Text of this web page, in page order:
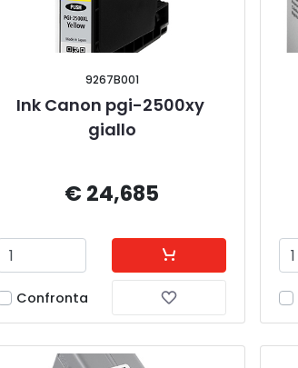
9267B001
Ink Canon pgi-2500xy
giallo
€ 24,685
Confronta